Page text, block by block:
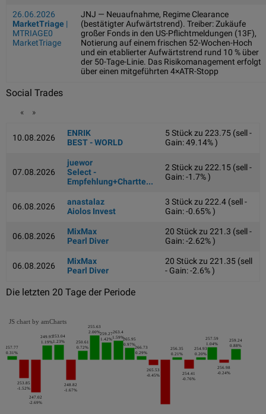
26.06.2026
MarketTriage |
MTRIAGE0
MarketTriage
JNJ — Neuaufnahme, Regime Clearance
(bestätigter Aufwärtstrend). Treiber: Zukäufe
großer Fonds in den US-Pflichtmeldungen (13F),
Notierung auf einem frischen 52-Wochen-Hoch
und ein etablierter Aufwärtstrend rund 10 % über
der 50-Tage-Linie. Das Risikomanagement erfolgt
über einen mitgeführten 4×ATR-Stopp
Social Trades
« »
10.08.2026
ENRIK
BEST - WORLD
5 Stück zu 223.75 (sell -
Gain: 49.14% )
07.08.2026
juewor
Select -
Empfehlung+Chartte...
2 Stück zu 222.15 (sell -
Gain: -1.7% )
06.08.2026
anastalaz
Aiolos Invest
3 Stück zu 222.4 (sell -
Gain: -0.65% )
06.08.2026
MixMax
Pearl Diver
20 Stück zu 221.3 (sell -
Gain: -2.62% )
06.08.2026
MixMax
Pearl Diver
20 Stück zu 221.35 (sell
- Gain: -2.6% )
Die letzten 20 Tage der Periode
257.77
0.31%
253.85
-1.52%
247.02
-2.69%
249.97
1.19%
253.04
1.23%
248.82
-1.67%
250.61
0.72%
255.63
2.00%259.27
1.42%
263.4
1.59%265.95
0.97%
266.73
0.29%
265.53
-0.45%
256.35
0.21%
254.41
-0.76%
254.93
0.20%
257.59
1.04%
256.98
-0.24%
259.24
0.88%
JS chart by amCharts